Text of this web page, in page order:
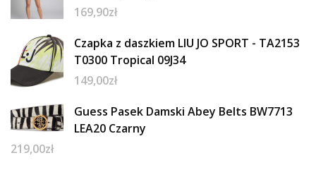
169,90zł
Czapka z daszkiem LIU JO SPORT - TA2153
T0300 Tropical 09J34
149,00zł
Guess Pasek Damski Abey Belts BW7713
LEA20 Czarny
219,00zł